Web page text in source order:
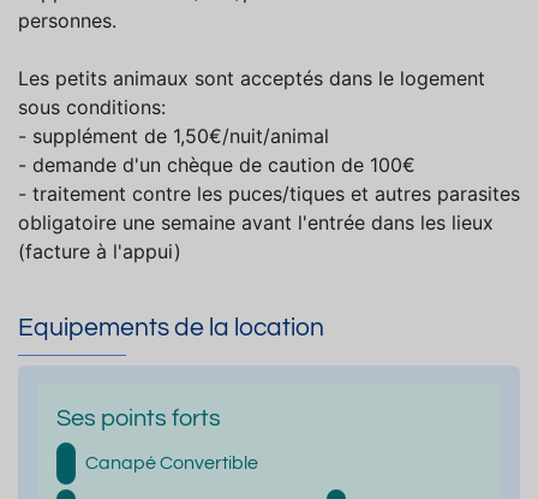
personnes.
Les petits animaux sont acceptés dans le logement
sous conditions:
- supplément de 1,50€/nuit/animal
- demande d'un chèque de caution de 100€
- traitement contre les puces/tiques et autres parasites
obligatoire une semaine avant l'entrée dans les lieux
(facture à l'appui)
Equipements de la location
Ses points forts
Canapé Convertible